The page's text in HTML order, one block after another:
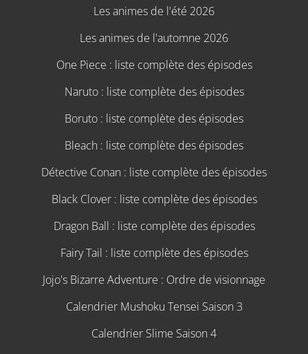
Les animes de l'été 2026
Les animes de l'automne 2026
One Piece : liste complète des épisodes
Naruto : liste complète des épisodes
Boruto : liste complète des épisodes
Bleach : liste complète des épisodes
Détective Conan : liste complète des épisodes
Black Clover : liste complète des épisodes
Dragon Ball : liste complète des épisodes
Fairy Tail : liste complète des épisodes
Jojo's Bizarre Adventure : Ordre de visionnage
Calendrier Mushoku Tensei Saison 3
Calendrier Slime Saison 4